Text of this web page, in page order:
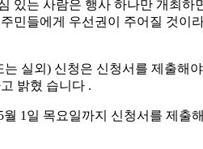
있는 사람은 행사 하나만 개최하
민들에게 우선권이 주어질 것이
실외) 신청은 신청서를 제출해야
밝혔 습니다 .
1일 목요일까지 신청서를 제출